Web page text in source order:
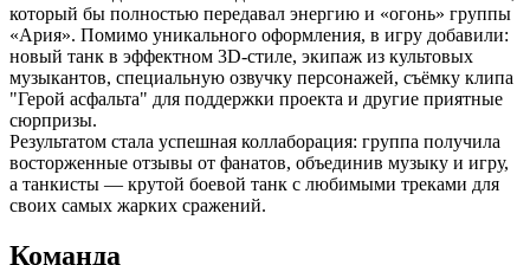
который бы полностью передавал энергию и «огонь» группы
«Ария». Помимо уникального оформления, в игру добавили:
новый танк в эффектном 3D-стиле, экипаж из культовых
музыкантов, специальную озвучку персонажей, съёмку клипа
"Герой асфальта" для поддержки проекта и другие приятные
сюрпризы.
Результатом стала успешная коллаборация: группа получила
восторженные отзывы от фанатов, объединив музыку и игру,
а танкисты — крутой боевой танк с любимыми треками для
своих самых жарких сражений.
Команда